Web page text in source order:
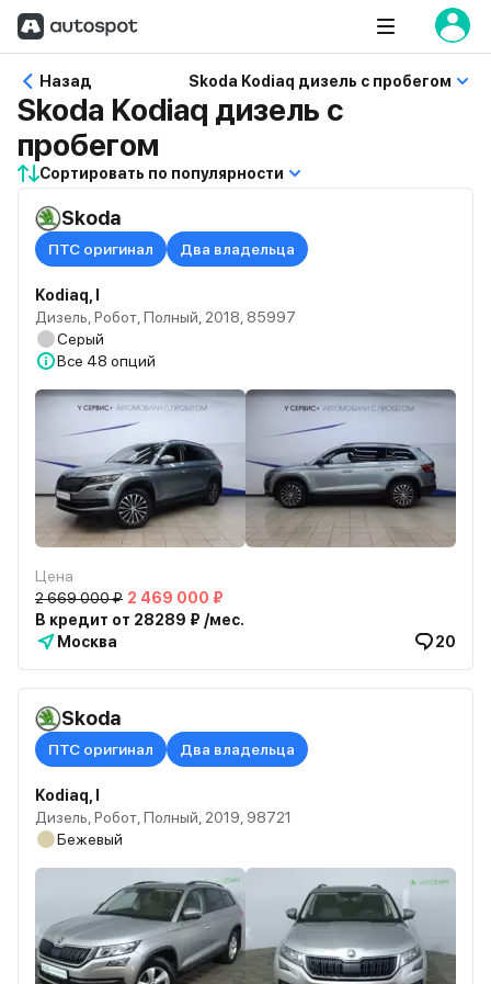
Назад Skoda Kodiaq дизель с пробегом
Skoda Kodiaq дизель с
пробегом
Сортировать по популярности
Skoda
ПТС оригинал Два владельца
Kodiaq, I
Дизель, Робот, Полный, 2018, 85997
Серый
Все 48 опций
Цена
2 669 000 ₽ 2 469 000 ₽
В кредит от 28289 ₽ /мес.
Москва
20
Skoda
ПТС оригинал Два владельца
Kodiaq, I
Дизель, Робот, Полный, 2019, 98721
Бежевый